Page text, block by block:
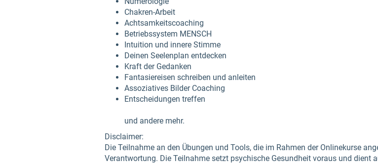
Chakren-Arbeit
Achtsamkeitscoaching
Betriebssystem MENSCH
Intuition und innere Stimme
Deinen Seelenplan entdecken
Kraft der Gedanken
Fantasiereisen schreiben und anleiten
Assoziatives Bilder Coaching
Entscheidungen treffen
und andere mehr.
Disclaimer:
Die Teilnahme an den Übungen und Tools, die im Rahmen der Onlinekurse
Verantwortung. Die Teilnahme setzt psychische Gesundheit voraus und dient